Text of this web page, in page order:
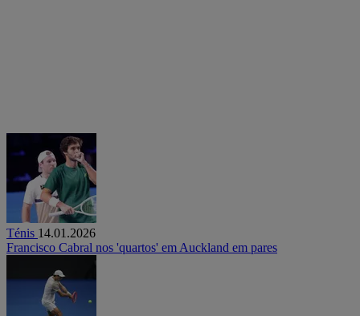
Ténis 14.01.2026
Francisco Cabral nos 'quartos' em Auckland em pares